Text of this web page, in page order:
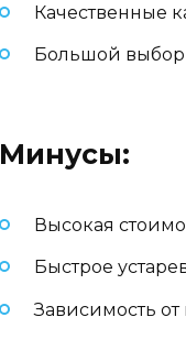
Качественные
Большой
Минусы:
Высокая
Быстрое
Зависимость